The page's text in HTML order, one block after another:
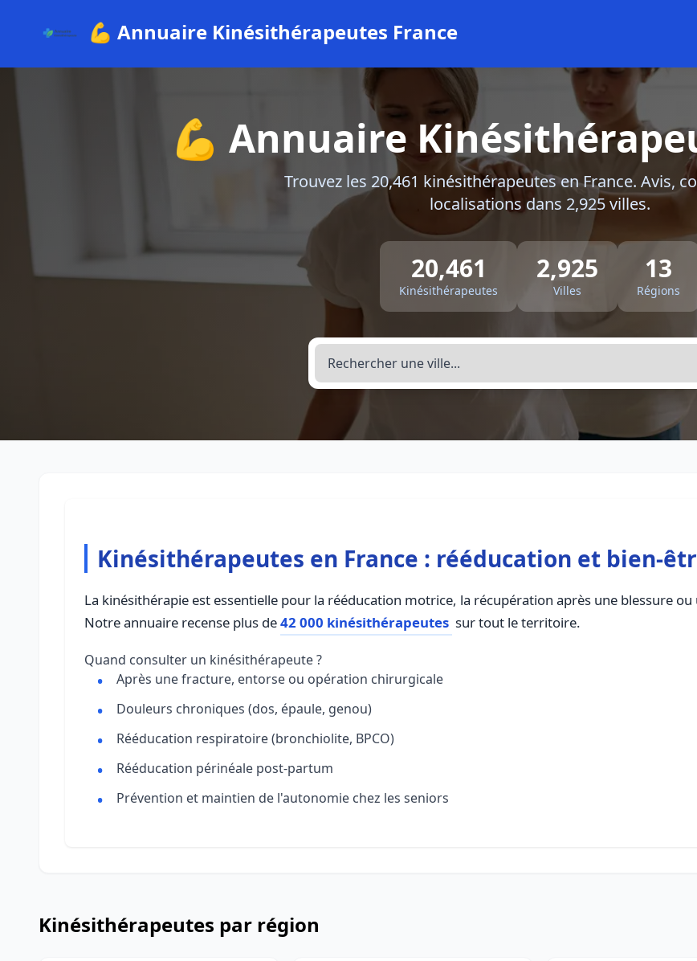
💪 Annuaire Kinésithérapeutes France
💪 Annuaire
Trouvez les 20,461 kinésithérapeutes en France. Avis,
localisations dans 2,925 villes.
20,461
Kinésithérapeutes
2,925
Villes
13
Régions
Kinésithérapeutes en France : rééducation et bien-
La kinésithérapie est essentielle pour la rééducation motrice, la récupération après une blessure
Notre annuaire recense plus de42 000 kinésithérapeutes sur tout le territoire.
Quand consulter un kinésithérapeute ?
Après une fracture, entorse ou opération chirurgicale
Douleurs chroniques (dos, épaule, genou)
Rééducation respiratoire (bronchiolite, BPCO)
Rééducation périnéale post-partum
Prévention et maintien de l'autonomie chez les seniors
Kinésithérapeutes par région